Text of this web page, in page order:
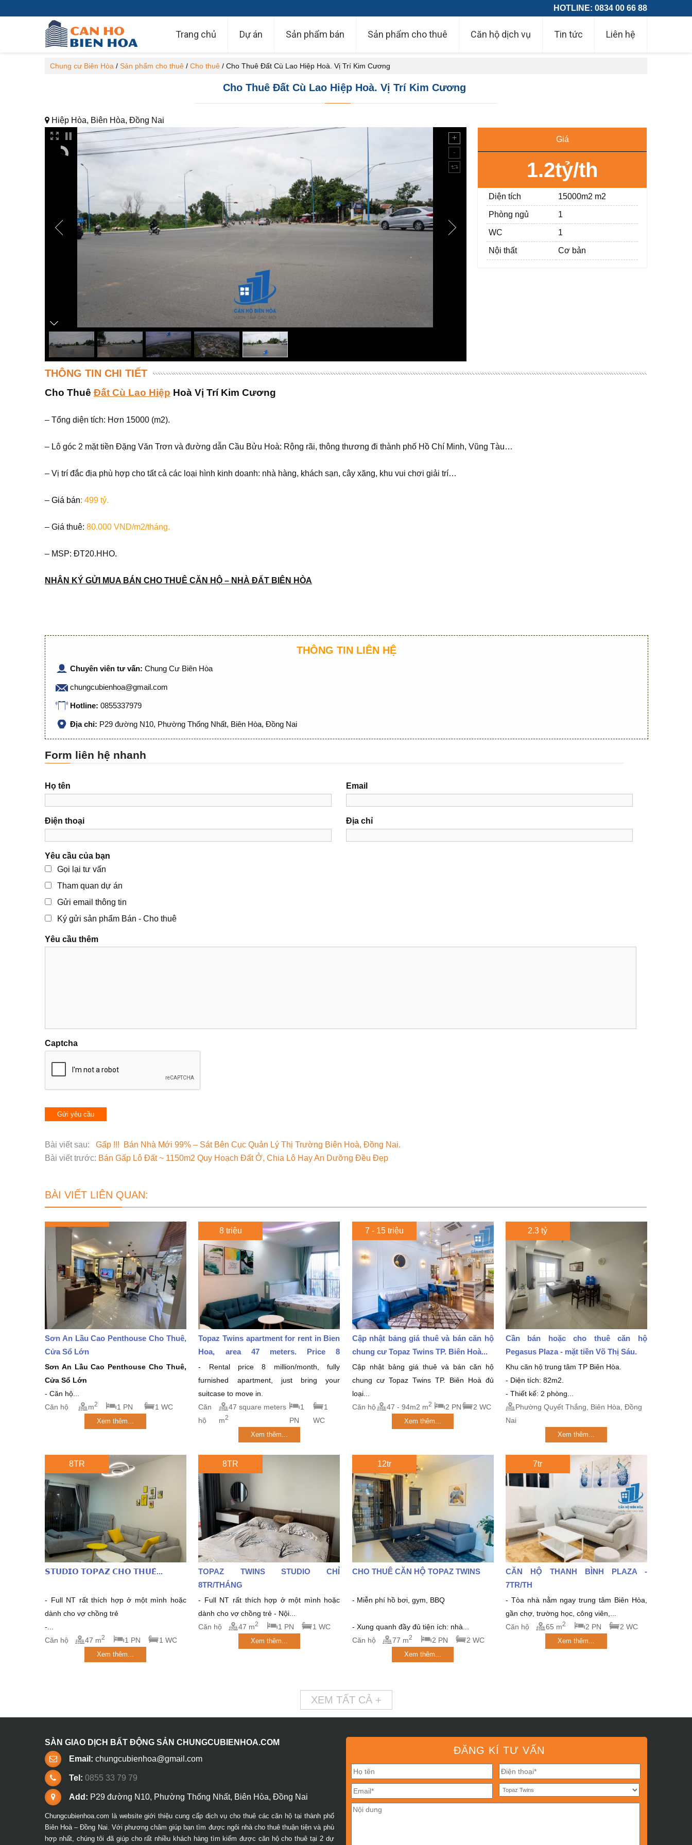
HOTLINE: 0834 00 66 88
Trang chủ Dự án Sản phẩm bán Sản phẩm cho thuê Căn hộ dịch vụ Tin tức Liên hệ
Chung cư Biên Hòa / Sản phẩm cho thuê / Cho thuê / Cho Thuê Đất Cù Lao Hiệp Hoà. Vị Trí Kim Cương
Cho Thuê Đất Cù Lao Hiệp Hoà. Vị Trí Kim Cương
Hiệp Hòa, Biên Hòa, Đồng Nai
Giá
1.2tỷ/th
Diện tích 15000m2 m2
Phòng ngủ 1
WC 1
Nội thất Cơ bản
THÔNG TIN CHI TIẾT
Cho Thuê Đất Cù Lao Hiệp Hoà Vị Trí Kim Cương
– Tổng diện tích: Hơn 15000 (m2).
– Lô góc 2 mặt tiền Đặng Văn Trơn và đường dẫn Cầu Bửu Hoà: Rộng rãi, thông thương đi thành phố Hồ Chí Minh, Vũng Tàu…
– Vị trí đắc địa phù hợp cho tất cả các loại hình kinh doanh: nhà hàng, khách sạn, cây xăng, khu vui chơi giải trí…
– Giá bán: 499 tỷ.
– Giá thuê: 80.000 VND/m2/tháng.
– MSP: ĐT20.HHO.
NHẬN KÝ GỬI MUA BÁN CHO THUÊ CĂN HỘ – NHÀ ĐẤT BIÊN HÒA
THÔNG TIN LIÊN HỆ
Chuyên viên tư vấn: Chung Cư Biên Hòa
chungcubienhoa@gmail.com
Hotline: 0855337979
Địa chỉ: P29 đường N10, Phường Thống Nhất, Biên Hòa, Đồng Nai
Form liên hệ nhanh
Họ tên Email
Điện thoại Địa chỉ
Yêu cầu của bạn
Gọi lại tư vấn
Tham quan dự án
Gửi email thông tin
Ký gửi sản phẩm Bán - Cho thuê
Yêu cầu thêm
Captcha
Bài viết sau:
Gấp !!! Bán Nhà Mới 99% – Sát Bên Cục Quản Lý Thị Trường Biên Hoà, Đồng Nai.
Bài viết trước: Bán Gấp Lô Đất ~ 1150m2 Quy Hoạch Đất Ở, Chia Lô Hay An Dưỡng Đều Đẹp
BÀI VIẾT LIÊN QUAN:
Sơn An Lầu Cao Penthouse Cho Thuê,
Cửa Sổ Lớn
Sơn An Lầu Cao Penthouse Cho Thuê,
Cửa Sổ Lớn
- Căn hộ...
Căn hộ
m2 1 PN 1 WC
Xem thêm...
8 triệu
Topaz Twins apartment for rent in Bien
Hoa, area 47 meters. Price 8
million/month
- Rental price 8 million/month, fully
furnished apartment, just bring your
suitcase to move in.
Căn
hộ
47 square meters
m2
1
PN
1
WC
Xem thêm...
7 - 15 triệu
Cập nhật bảng giá thuê và bán căn hộ
chung cư Topaz Twins TP. Biên Hoà...
Cập nhật bảng giá thuê và bán căn hộ
chung cư Topaz Twins TP. Biên Hoà đủ
loại...
Căn hộ
47 - 94m2 m2 2 PN 2 WC
Xem thêm...
2.3 tỷ
Cần bán hoặc cho thuê căn hộ
Pegasus Plaza - mặt tiền Võ Thị Sáu.
Khu căn hộ trung tâm TP Biên Hòa.
- Diện tích: 82m2.
- Thiết kế: 2 phòng...
Phường Quyết Thắng, Biên Hòa, Đồng
Nai
Xem thêm...
8TR
𝗦𝗧𝗨𝗗𝗜𝗢 𝗧𝗢𝗣𝗔𝗭 𝗖𝗛𝗢 𝗧𝗛𝗨𝗘̂...
- Full NT rất thích hợp ở một mình hoặc
dành cho vợ chồng trẻ
-...
Căn hộ
47 m2 1 PN 1 WC
Xem thêm...
8TR
TOPAZ TWINS STUDIO CHỈ
8TR/THÁNG
- Full NT rất thích hợp ở một mình hoặc
dành cho vợ chồng trẻ - Nội...
Căn hộ
47 m2 1 PN 1 WC
Xem thêm...
12tr
CHO THUÊ CĂN HỘ TOPAZ TWINS
- Miễn phí hồ bơi, gym, BBQ
- Xung quanh đầy đủ tiện ích: nhà...
Căn hộ
77 m2 2 PN 2 WC
Xem thêm...
7tr
CĂN HỘ THANH BÌNH PLAZA -
7TR/TH
- Tòa nhà nằm ngay trung tâm Biên Hòa,
gần chợ, trường học, công viên,...
Căn hộ
65 m2 2 PN 2 WC
Xem thêm...
XEM TẤT CẢ +
ĐĂNG KÍ TƯ VẤN
SÀN GIAO DỊCH BẤT ĐỘNG SẢN CHUNGCUBIENHOA.COM
Email: chungcubienhoa@gmail.com
Tel: 0855 33 79 79
Add: P29 đường N10, Phường Thống Nhất, Biên Hòa, Đồng Nai
Chungcubienhoa.com là website giới thiệu cung cấp dịch vụ cho thuê các căn hộ tại thành phố
Biên Hoà – Đồng Nai. Với phương châm giúp bạn tìm được ngôi nhà cho thuê thuận tiện và phù
hợp nhất, chúng tôi đã giúp cho rất nhiều khách hàng tìm kiếm được căn hộ cho thuê tại 2 dự